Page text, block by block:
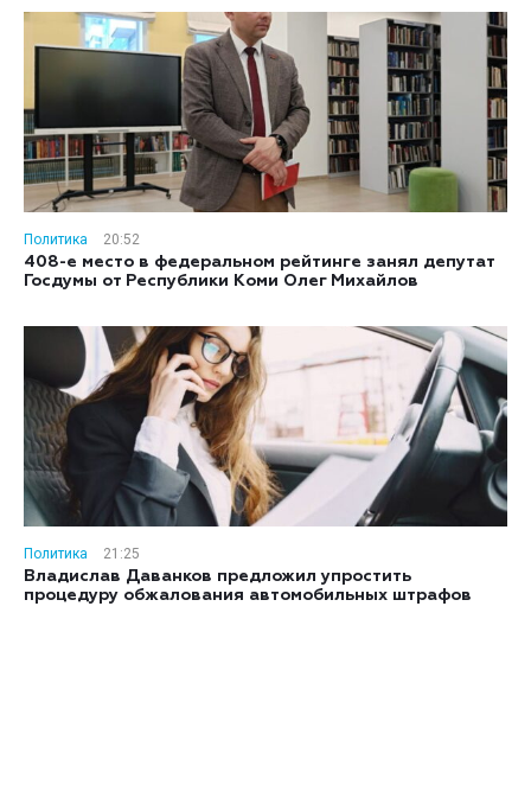
Политика
20:52
408-е место в федеральном рейтинге занял депутат
Госдумы от Республики Коми Олег Михайлов
Политика
21:25
Владислав Даванков предложил упростить
процедуру обжалования автомобильных штрафов